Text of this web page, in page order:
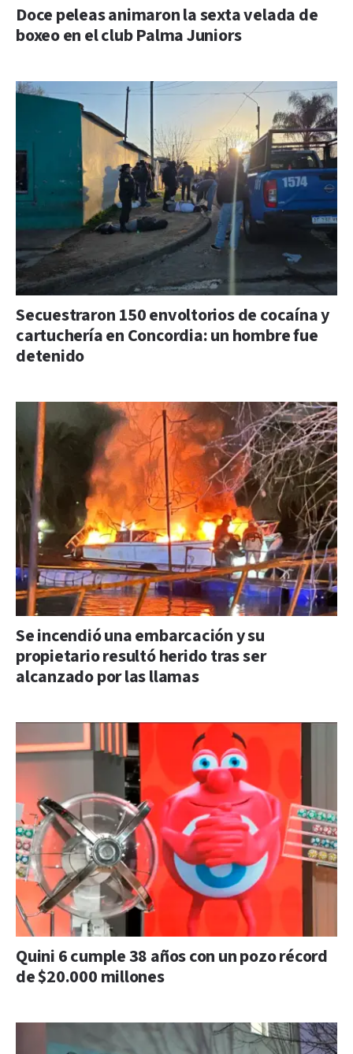
Doce peleas animaron la sexta velada de
boxeo en el club Palma Juniors
Secuestraron 150 envoltorios de cocaína y
cartuchería en Concordia: un hombre fue
detenido
Se incendió una embarcación y su
propietario resultó herido tras ser
alcanzado por las llamas
Quini 6 cumple 38 años con un pozo récord
de $20.000 millones